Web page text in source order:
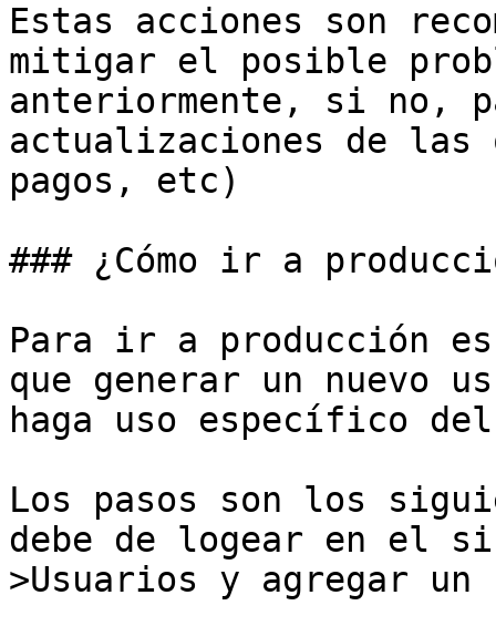
Estas acciones son
mitigar el posible
anteriormente, si no,
actualizaciones de las
pagos, etc)
### ¿Cómo ir a
Para ir a producción
que generar un nuevo
haga uso específico
Los pasos son los
debe de logear en el
>Usuarios y agregar un